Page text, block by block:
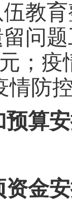
教
问
；
情防
预算
资金